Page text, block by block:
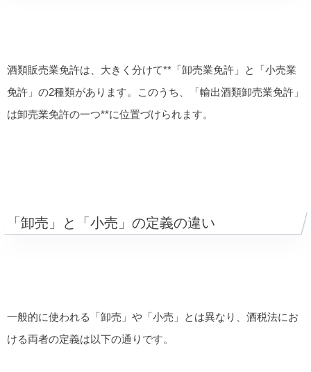
酒類販売業免許は、大きく分けて**「卸売業免許」 と
「小売業
免許」 の2種類があります。このうち、「輸出酒類卸売業免許」
は卸売業免許の一つ**に位置づけられます。
「卸売」と「小売」の定義の違い
一般的に使われる「卸売」や「小売」とは異なり、酒税法にお
ける両者の定義は以下の通りです。